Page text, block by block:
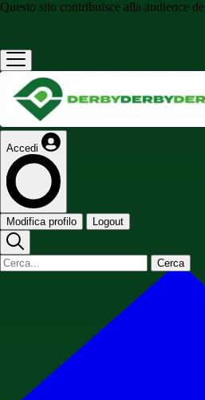
Questo sito contribuisce alla audience de
Accedi
Modifica profilo Logout
Cerca